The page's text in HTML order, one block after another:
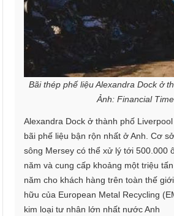
Bãi thép phế liệu Alexandra Dock ở
Ảnh: Financial
Alexandra Dock ở thành phố
bãi phế liệu bận rộn nhất ở Anh. Cơ
sông Mersey có thể xử lý tới 500.000
năm và cung cấp khoảng một triệu
năm cho khách hàng trên toàn thế
hữu của European Metal Recycling
kim loại tư nhân lớn nhất nước Anh